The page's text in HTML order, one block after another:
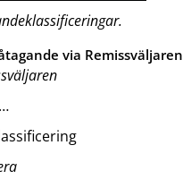
via Remissväljaren